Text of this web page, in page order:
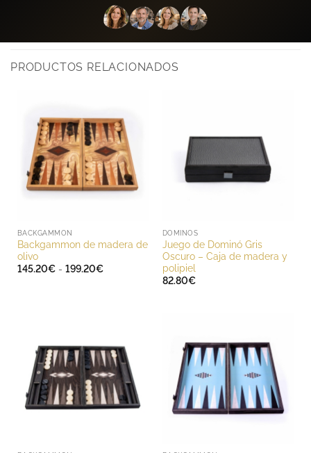
PRODUCTOS RELACIONADOS
BACKGAMMON
Backgammon de madera de
olivo
145.20€ - 199.20€Rango
DOMINOS
Juego de Dominó Gris
Oscuro – Caja de madera y
polipiel
82.80€